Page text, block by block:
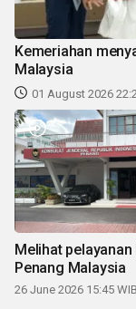
Kemeriahan
Malaysia
01 August 2026
Melihat pelayanan
Penang Malaysia
26 June 2026 15:45 WIB